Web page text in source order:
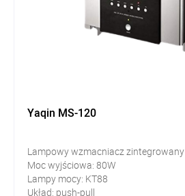
Yaqin MS-120
Lampowy wzmacniacz zintegrowany
Moc wyjściowa: 80W
Lampy mocy: KT88
Układ: push-pull